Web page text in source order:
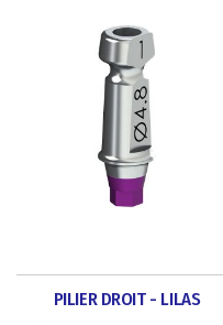
PILIER DROIT - LILAS